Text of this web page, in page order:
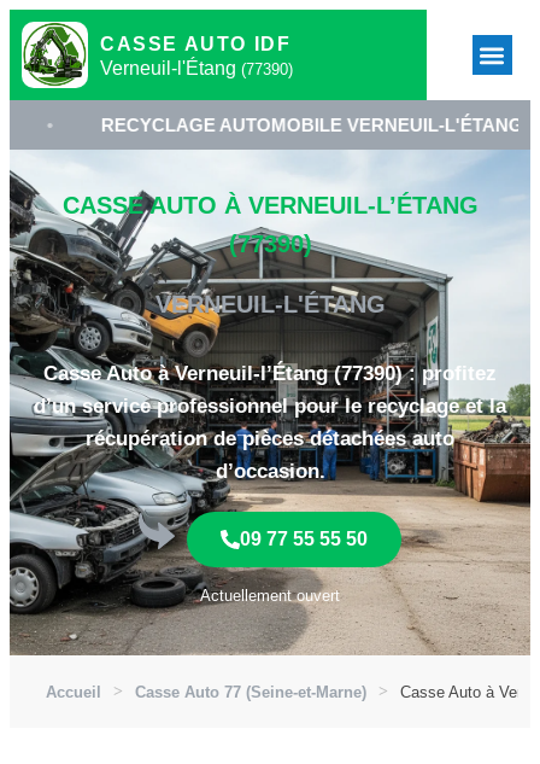
CASSE AUTO IDF
Verneuil-l'Étang (77390)
RECYCLAGE AUTOMOBILE VERNEUIL-L'ÉTANG •
CASSE AUTO À VERNEUIL-L’ÉTANG
(77390)
VERNEUIL-L'ÉTANG
Casse Auto à Verneuil-l’Étang (77390) : profitez
d’un service professionnel pour le recyclage et la
récupération de pièces détachées auto
d’occasion.
09 77 55 55 50
Actuellement ouvert
Accueil Casse Auto 77 (Seine-et-Marne) Casse Auto à